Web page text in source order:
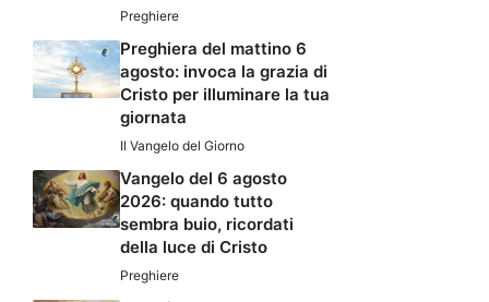
Preghiere
Preghiera del mattino 6
agosto: invoca la grazia di
Cristo per illuminare la tua
giornata
Il Vangelo del Giorno
Vangelo del 6 agosto
2026: quando tutto
sembra buio, ricordati
della luce di Cristo
Preghiere